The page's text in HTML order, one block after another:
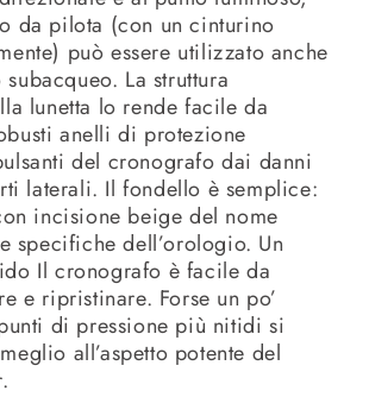
da pilota (con un cinturino
può essere utilizzato anche
La struttura
lunetta lo rende facile da
anelli di protezione
del cronografo dai danni
laterali. Il fondello è semplice:
incisione beige del nome
specifiche dell’orologio. Un
Il cronografo è facile da
e ripristinare. Forse un po’
di pressione più nitidi si
all’aspetto potente del